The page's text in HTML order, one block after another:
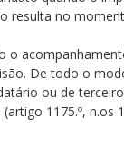
resulta no
o
De todo o
ou de
1175.º, n.os